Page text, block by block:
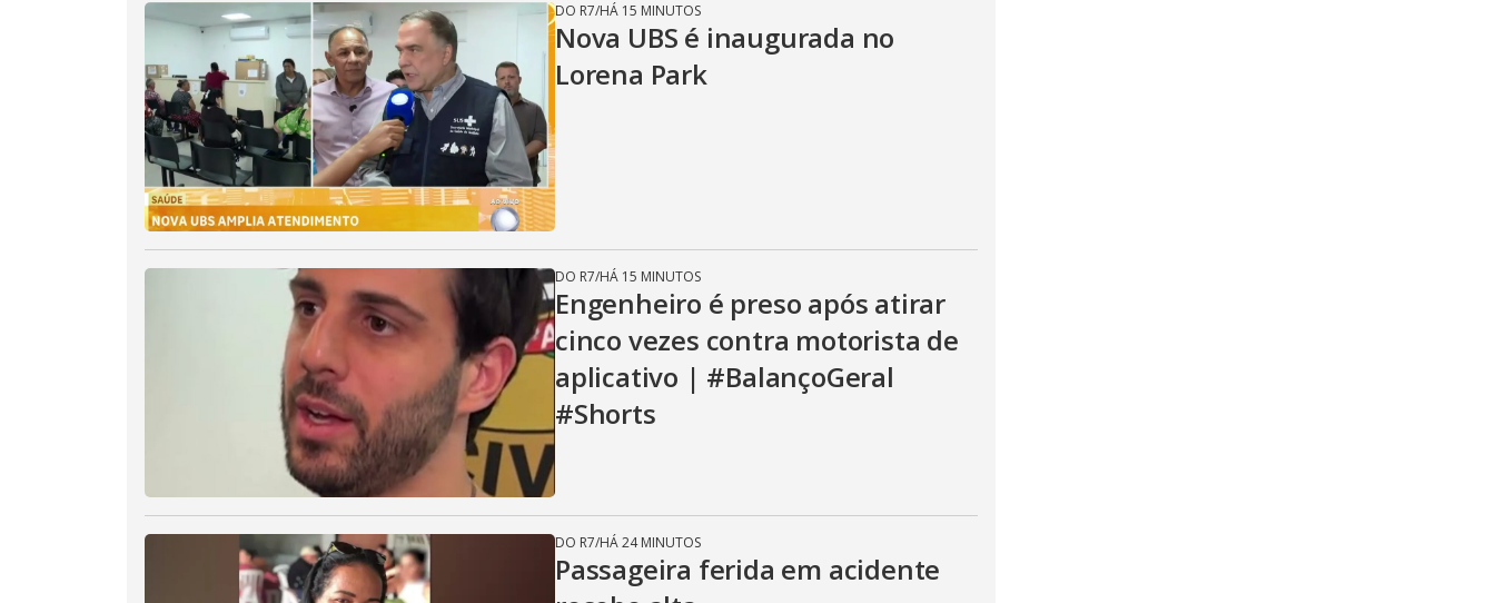
DO R7/HÁ 15 MINUTOS
Nova UBS é inaugurada no
Lorena Park
DO R7/HÁ 15 MINUTOS
Engenheiro é preso após atirar
cinco vezes contra motorista de
aplicativo | #BalançoGeral
#Shorts
DO R7/HÁ 24 MINUTOS
Passageira ferida em acidente